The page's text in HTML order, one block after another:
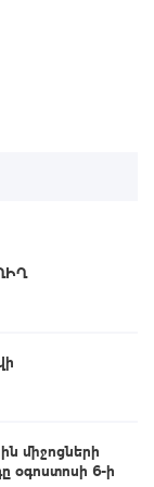
միջոցների
օգոստոսի 6-ի